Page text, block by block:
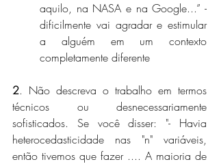
aquilo, na NASA e na Google...” -
dificilmente vai agradar e estimular
a alguém em um contexto
completamente diferente
2. Não descreva o trabalho em termos
técnicos ou desnecessariamente
sofisticados. Se você disser: "- Havia
heterocedasticidade nas "n" variáveis,
então tivemos que fazer .... A maioria de